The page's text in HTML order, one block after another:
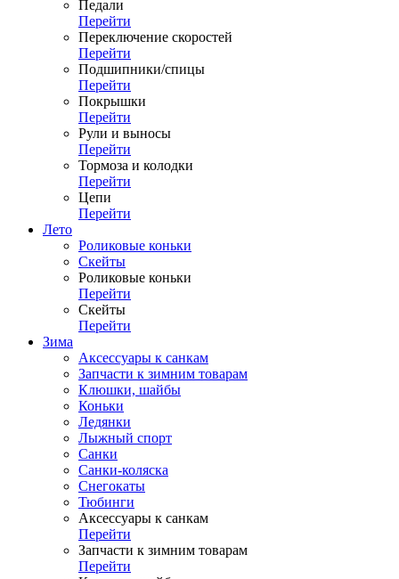
Педали
Перейти
Переключение скоростей
Перейти
Подшипники/спицы
Перейти
Покрышки
Перейти
Рули и выносы
Перейти
Тормоза и колодки
Перейти
Цепи
Перейти
Лето
Роликовые коньки
Скейты
Роликовые коньки
Перейти
Скейты
Перейти
Зима
Аксессуары к санкам
Запчасти к зимним товарам
Клюшки, шайбы
Коньки
Ледянки
Лыжный спорт
Санки
Санки-коляска
Снегокаты
Тюбинги
Аксессуары к санкам
Перейти
Запчасти к зимним товарам
Перейти